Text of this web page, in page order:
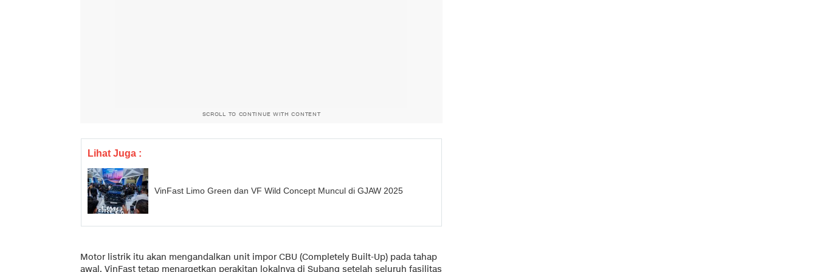
SCROLL TO CONTINUE WITH CONTENT
Lihat Juga :
VinFast Limo Green dan VF Wild Concept Muncul di GJAW 2025
Motor listrik itu akan mengandalkan unit impor CBU (Completely Built-Up) pada tahap
awal. VinFast tetap menargetkan perakitan lokalnya di Subang setelah seluruh fasilitas